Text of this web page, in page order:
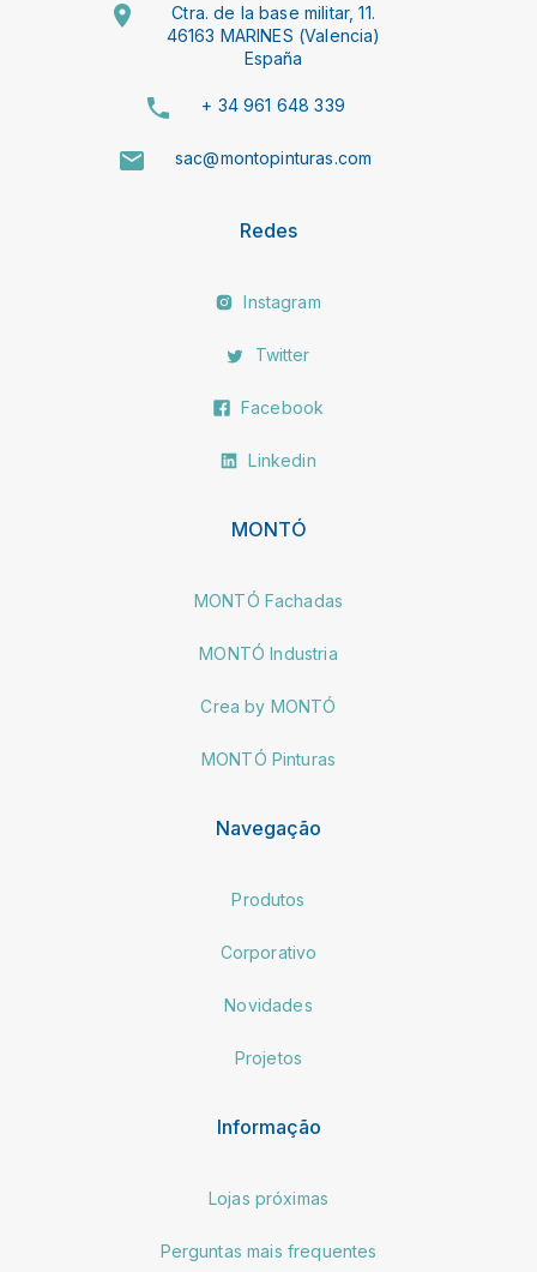
Ctra. de la base militar, 11.
46163 MARINES (Valencia)
España
+ 34 961 648 339
sac@montopinturas.com
Redes
Instagram
Twitter
Facebook
Linkedin
MONTÓ
MONTÓ Fachadas
MONTÓ Industria
Crea by MONTÓ
MONTÓ Pinturas
Navegação
Produtos
Corporativo
Novidades
Projetos
Informação
Lojas próximas
Perguntas mais frequentes